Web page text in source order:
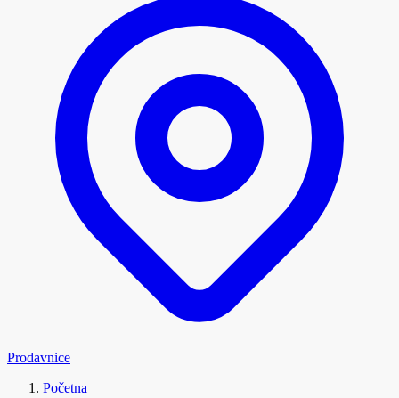
Prodavnice
Početna